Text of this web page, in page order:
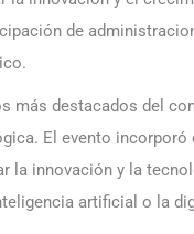
de
más destacados del
El evento
la innovación y la
artificial o la